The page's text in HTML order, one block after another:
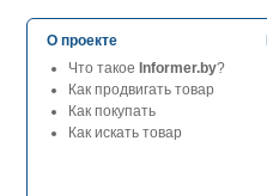
О проекте
Что такое Informer.by?
Как продвигать товар
Как покупать
Как искать товар